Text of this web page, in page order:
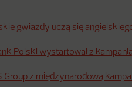
gwiazdy uczą się
Polski wystartował z
Group z międzynarodową